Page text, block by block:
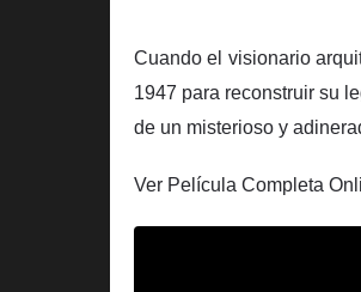
Cuando el visionario
1947 para reconstruir su
de un misterioso y
Ver Película Completa